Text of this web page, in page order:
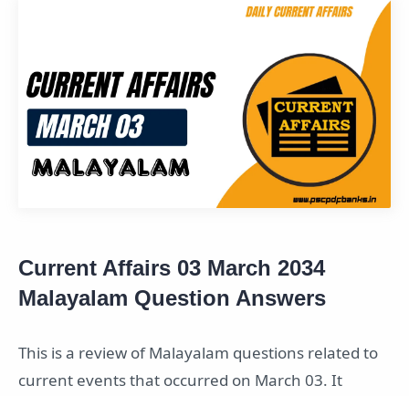
Current Affairs 03 March 2034
Malayalam Question Answers
This is a review of Malayalam questions related to
current events that occurred on March 03. It